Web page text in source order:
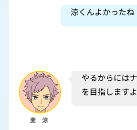
涼くんよかった
麦 涼
やるからには
を目指します